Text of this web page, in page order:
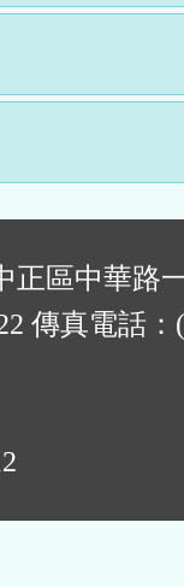
正區中華路
傳真電話：